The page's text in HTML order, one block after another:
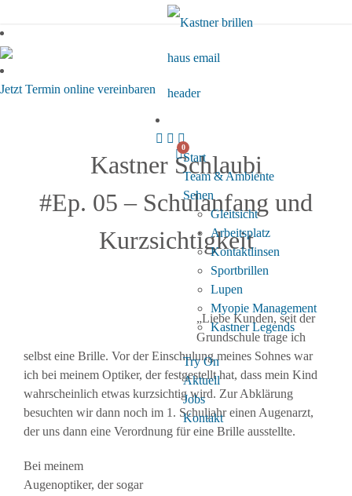
0
Start
Team & Ambiente
Sehen
Gleitsicht
Arbeitsplatz
Kontaktlinsen
Sportbrillen
Lupen
Myopie Management
Kastner Legends
Try On
Aktuell
Jobs
Kontakt
Jetzt Termin online vereinbaren
Kastner Schlaubi
#Ep. 05 – Schulanfang und
Kurzsichtigkeit
„Liebe Kunden, seit der
Grundschule trage ich
selbst eine Brille. Vor der Einschulung meines Sohnes war
ich bei meinem Optiker, der festgestellt hat, dass mein Kind
wahrscheinlich etwas kurzsichtig wird. Zur Abklärung
besuchten wir dann noch im 1. Schuljahr einen Augenarzt,
der uns dann eine Verordnung für eine Brille ausstellte.
Bei meinem
Augenoptiker, der sogar